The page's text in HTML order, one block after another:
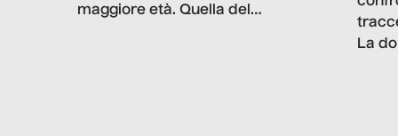
maggiore età. Quella del
La